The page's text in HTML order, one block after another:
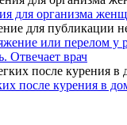
для организма
или перелом у
Отвечает врач
после курения в